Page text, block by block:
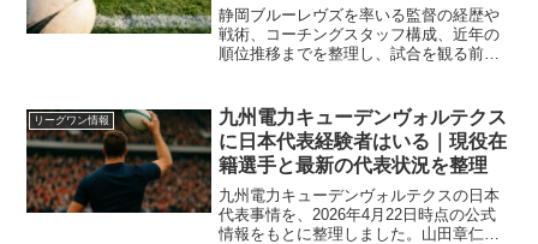
静岡ブルーレヴズを率いる監督の経歴や
戦術、コーチングスタッフ構成、近年の
順位推移までを整理し、試合を観る前に
注目選手も交えて、チーム作りの方向性
を立体的にイメージできる内容です。
リーグワン情報
九州電力キューデンヴォルテクス
に日本代表経験者はいる｜現役在
籍選手と最新の代表状況を整理
九州電力キューデンヴォルテクスの日本
代表事情を、2026年4月22日時点の公式
情報をもとに整理しました。山田章仁の